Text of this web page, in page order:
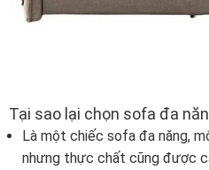
Tại sao lại chọn sofa đa
Là một chiếc sofa đa năng,
nhưng thực chất cũng được